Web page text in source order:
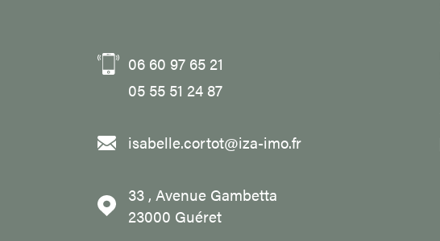
06 60 97 65 21
05 55 51 24 87
isabelle.cortot@iza-imo.fr
33 , Avenue Gambetta
23000
Guéret